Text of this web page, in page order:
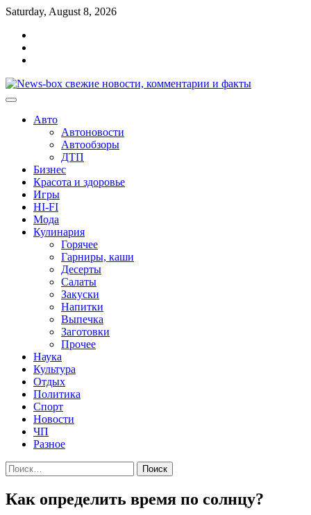
Перейти
содержимому
Saturday, August 8, 2026
Авто
Автоновости
Автообзоры
ДТП
Бизнес
Красота и здоровье
Игры
HI-FI
Мода
Кулинария
Горячее
Гарниры, каши
Десерты
Салаты
Закуски
Напитки
Выпечка
Заготовки
Прочее
Наука
Культура
Отдых
Политика
Спорт
Новости
ЧП
Разное
Найти:
Как определить время по солнцу?